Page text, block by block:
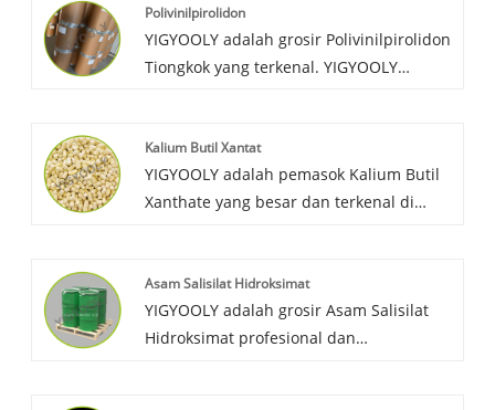
dengan harga kompetitif dan pelayanan
yang baik, membantu pelanggan
meningkatkan kualitas produk, menjaga
Polivinilpirolidon
YIGYOOLY adalah grosir Polivinilpirolidon
Tiongkok yang terkenal. YIGYOOLY
juga menyediakan layanan
berpengalaman kepada pelanggan.
Kalium Butil Xantat
YIGYOOLY adalah pemasok Kalium Butil
Xanthate yang besar dan terkenal di
YIGYOOLY selalu mendukung harga yang
kompetitif dan layanan serta operasi
profesional untuk pelanggan.
Asam Salisilat Hidroksimat
YIGYOOLY adalah grosir Asam Salisilat
Hidroksimat profesional dan